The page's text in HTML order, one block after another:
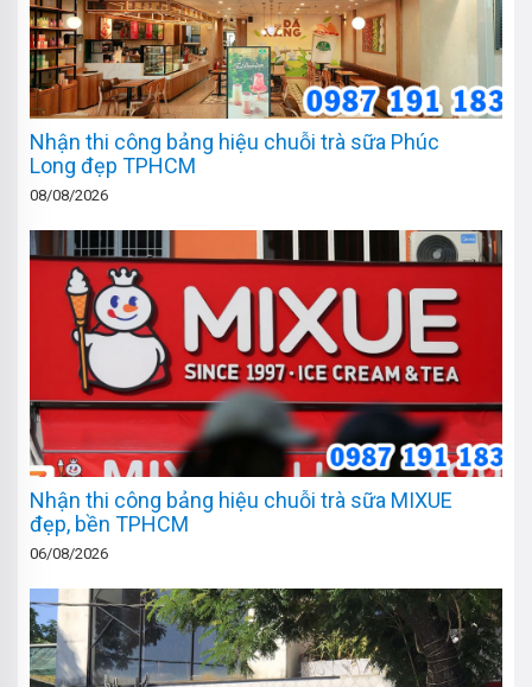
Nhận thi công bảng hiệu chuỗi trà sữa Phúc
Long đẹp TPHCM
08/08/2026
Nhận thi công bảng hiệu chuỗi trà sữa MIXUE
đẹp, bền TPHCM
06/08/2026